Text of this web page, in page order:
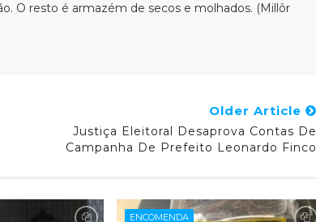
O resto é armazém de secos e molhados. (Millôr
Older Article
Justiça Eleitoral Desaprova Contas De
Campanha De Prefeito Leonardo Finco
ENCOMENDA